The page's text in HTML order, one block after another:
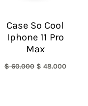
Case So Cool
Iphone 11 Pro
Max
$60.000 $ 48.000